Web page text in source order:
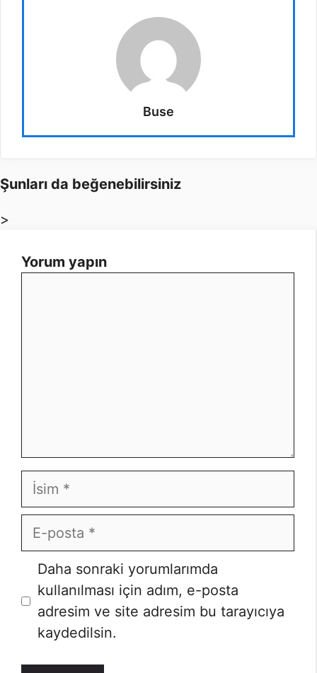
Buse
Şunları da beğenebilirsiniz
>
Yorum yapın
İsim
E-
posta
Daha sonraki yorumlarımda
kullanılması için adım, e-posta
adresim ve site adresim bu tarayıcıya
kaydedilsin.